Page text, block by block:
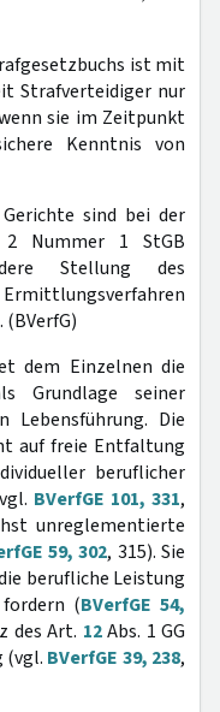
ist mit
Strafverteidiger nur
sie im Zeitpunkt
Kenntnis von
sind bei der
2 Nummer 1 StGB
Stellung des
dem Einzelnen die
Grundlage seiner
Lebensführung. Die
auf freie Entfaltung
beruflicher
BVerfGE 101, 331,
unreglementierte
59, 302, 315). Sie
berufliche Leistung
fordern (BVerfGE 54,
des Art. 12Abs. 1 GG
(vgl. BVerfGE 39, 238,